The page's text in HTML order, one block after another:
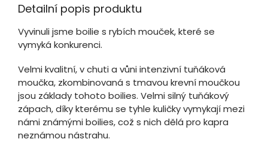
Detailní popis produktu
Vyvinuli jsme boilie s rybích mouček, které se
vymyká konkurenci.
Velmi kvalitní, v chuti a vůni intenzivní tuňáková
moučka, zkombinovaná s tmavou krevní moučkou
jsou základy tohoto boilies. Velmi silný tuňákový
zápach, díky kterému se tyhle kuličky vymykají mezi
námi známými boilies, což s nich dělá pro kapra
neznámou nástrahu.